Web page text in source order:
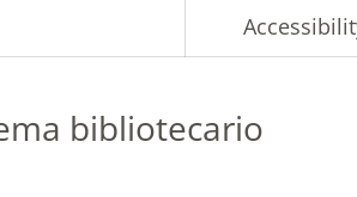
bibliotecario